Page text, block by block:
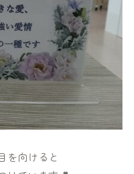
を向けると